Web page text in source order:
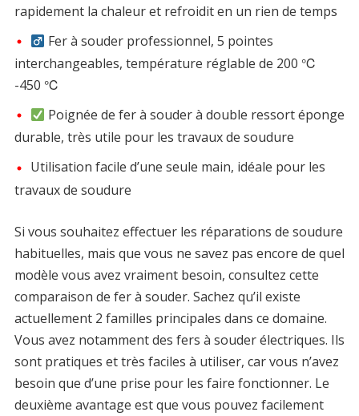
rapidement la chaleur et refroidit en un rien de temps
Fer à souder professionnel, 5 pointes
interchangeables, température réglable de 200 ℃
-450 ℃
Poignée de fer à souder à double ressort éponge
durable, très utile pour les travaux de soudure
Utilisation facile d’une seule main, idéale pour les
travaux de soudure
Si vous souhaitez effectuer les réparations de soudure
habituelles, mais que vous ne savez pas encore de quel
modèle vous avez vraiment besoin, consultez cette
comparaison de fer à souder. Sachez qu’il existe
actuellement 2 familles principales dans ce domaine.
Vous avez notamment des fers à souder électriques. Ils
sont pratiques et très faciles à utiliser, car vous n’avez
besoin que d’une prise pour les faire fonctionner. Le
deuxième avantage est que vous pouvez facilement